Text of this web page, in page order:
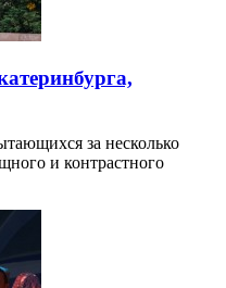
за несколько
и контрастного